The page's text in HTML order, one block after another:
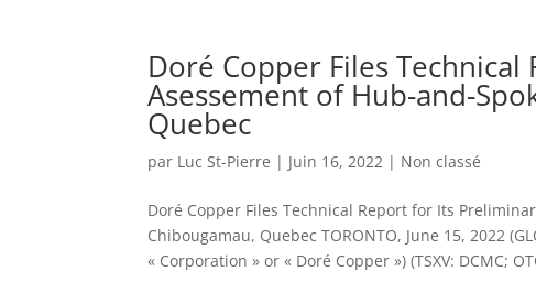
Doré Copper Files
Asessement of Hub-and-
Quebec
par Luc St-Pierre | Juin 16, 2022 | Non classé
Doré Copper Files Technical Report for Its
Chibougamau, Quebec TORONTO, June 15, 2022
« Corporation » or « Doré Copper ») (TSXV: DCMC;